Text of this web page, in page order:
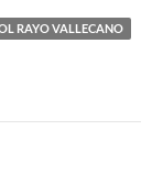
RAYO VALLECANO